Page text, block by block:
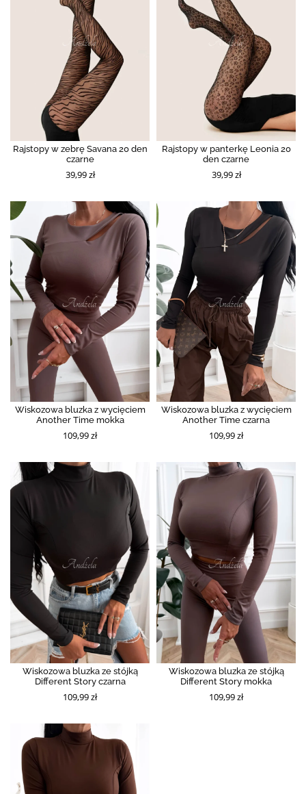
Rajstopy w zebrę Savana 20 den
czarne
39,99 zł
Rajstopy w panterkę Leonia 20
den czarne
39,99 zł
Wiskozowa bluzka z wycięciem
Another Time mokka
109,99 zł
Wiskozowa bluzka z wycięciem
Another Time czarna
109,99 zł
Wiskozowa bluzka ze stójką
Different Story czarna
109,99 zł
Wiskozowa bluzka ze stójką
Different Story mokka
109,99 zł